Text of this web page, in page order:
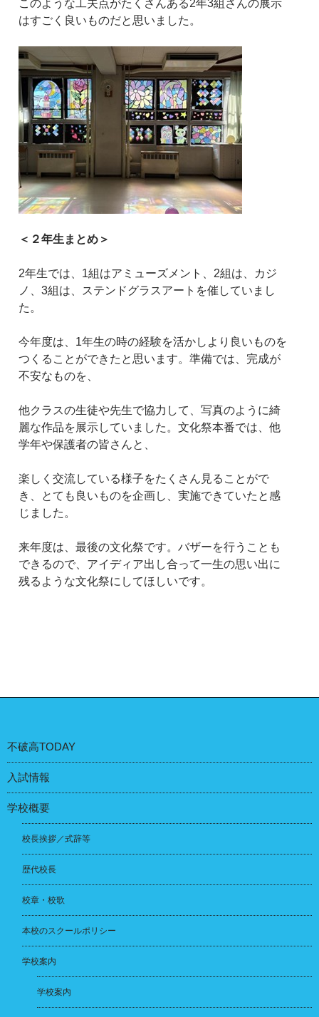
このような工夫点がたくさんある2年3組さんの展示
はすごく良いものだと思いました。
＜２年生まとめ＞
2年生では、1組はアミューズメント、2組は、カジ
ノ、3組は、ステンドグラスアートを催していまし
た。
今年度は、1年生の時の経験を活かしより良いものを
つくることができたと思います。準備では、完成が
不安なものを、
他クラスの生徒や先生で協力して、写真のように綺
麗な作品を展示していました。文化祭本番では、他
学年や保護者の皆さんと、
楽しく交流している様子をたくさん見ることがで
き、とても良いものを企画し、実施できていたと感
じました。
来年度は、最後の文化祭です。バザーを行うことも
できるので、アイディア出し合って一生の思い出に
残るような文化祭にしてほしいです。
不破高TODAY
入試情報
学校概要
校長挨拶／式辞等
歴代校長
校章・校歌
本校のスクールポリシー
学校案内
学校案内